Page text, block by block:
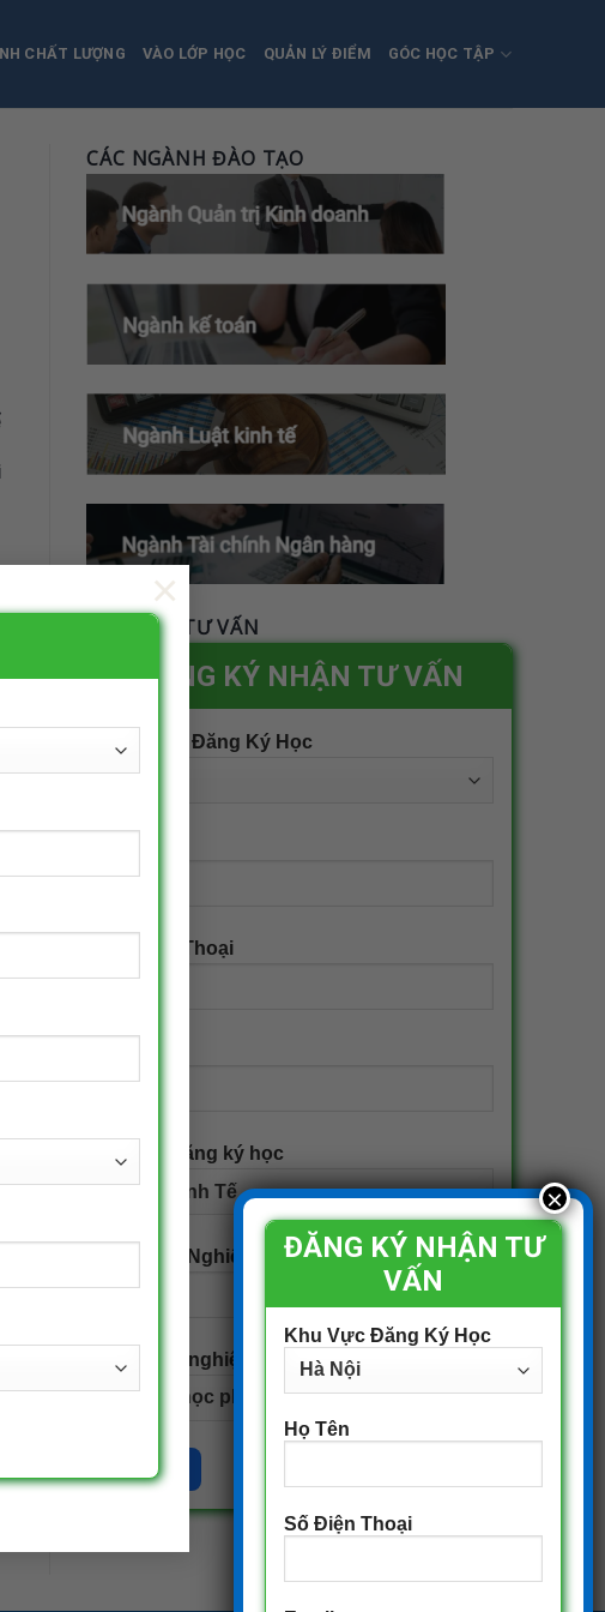
×
CHẤT LƯỢNG VÀO LỚP HỌC QUẢN LÝ ĐIỂM GÓC HỌC TẬP
CÁC NGÀNH ĐÀO TẠO
ĐĂNG KÝ TƯ VẤN
ĐĂNG KÝ NHẬN TƯ VẤN
Khu Vực Đăng Ký Học
Số Điện Thoại
Ngành đăng ký học
Năm Tốt Nghiệp THPT
Bằng tốt nghiệp cao nhất
ĐĂNG KÝ NHẬN TƯ
VẤN
Khu Vực Đăng Ký Học
Họ Tên
Số Điện Thoại